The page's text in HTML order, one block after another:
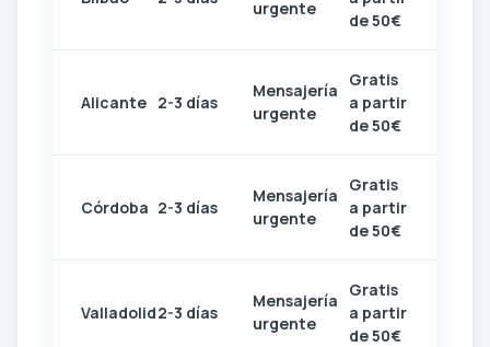
urgente
de 50€
Alicante 2-3 días
Mensajería
urgente
Gratis
a partir
de 50€
Córdoba 2-3 días
Mensajería
urgente
Gratis
a partir
de 50€
Valladolid2-3 días
Mensajería
urgente
Gratis
a partir
de 50€